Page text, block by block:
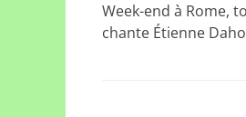
Week-end à Rome,
chante Étienne